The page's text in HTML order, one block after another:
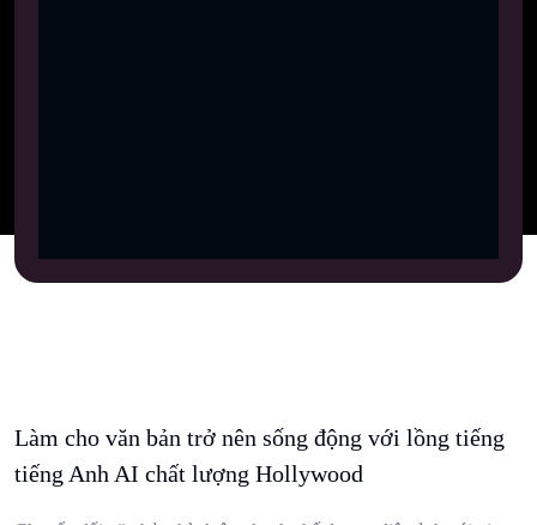
Làm cho văn bản trở nên sống động với lồng tiếng
tiếng Anh AI chất lượng Hollywood